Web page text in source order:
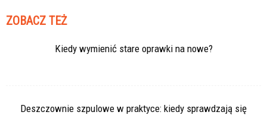
ZOBACZ TEŻ
Kiedy wymienić stare oprawki na nowe?
Deszczownie szpulowe w praktyce: kiedy sprawdzają się